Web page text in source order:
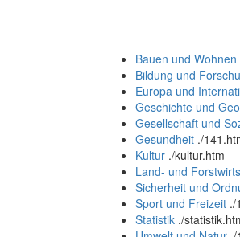
Bauen und Wohnen
Bildung und
Europa und
Geschichte und
Gesellschaft und
Gesundheit ./
Kultur ./kultur.htm
Land- und
Sicherheit und
Sport und Freizeit ./
Statistik ./